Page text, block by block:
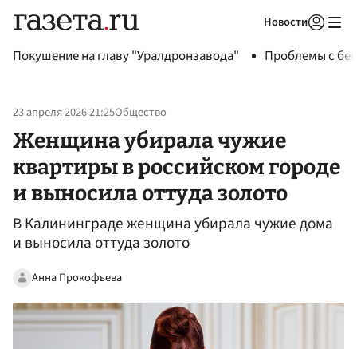
Новости
Покушение на главу "Уралдронзавода" Проблемы с
23 апреля 2026 21:25Общество
Женщина убирала чужие
квартиры в российском городе
и выносила оттуда золото
В Калининграде женщина убирала чужие дома
и выносила оттуда золото
Анна Прокофьева